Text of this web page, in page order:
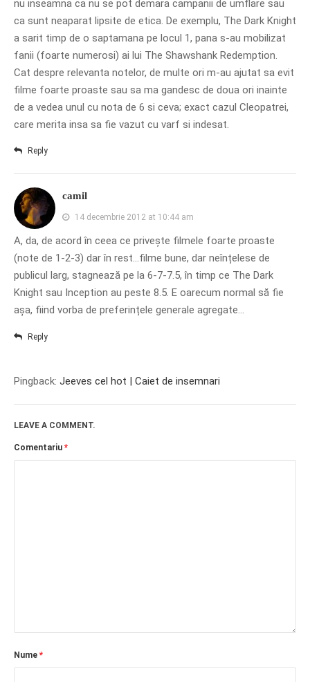
nu inseamna ca nu se pot demara campanii de umflare sau
ca sunt neaparat lipsite de etica. De exemplu, The Dark Knight
a sarit timp de o saptamana pe locul 1, pana s-au mobilizat
fanii (foarte numerosi) ai lui The Shawshank Redemption.
Cat despre relevanta notelor, de multe ori m-au ajutat sa evit
filme foarte proaste sau sa ma gandesc de doua ori inainte
de a vedea unul cu nota de 6 si ceva; exact cazul Cleopatrei,
care merita insa sa fie vazut cu varf si indesat.
Reply
camil
14 decembrie 2012 at 10:44 am
A, da, de acord în ceea ce privește filmele foarte proaste
(note de 1-2-3) dar în rest…filme bune, dar neînțelese de
publicul larg, stagnează pe la 6-7-7.5, în timp ce The Dark
Knight sau Inception au peste 8.5. E oarecum normal să fie
așa, fiind vorba de preferințele generale agregate…
Reply
Pingback: Jeeves cel hot | Caiet de insemnari
LEAVE A COMMENT.
Comentariu *
Nume *